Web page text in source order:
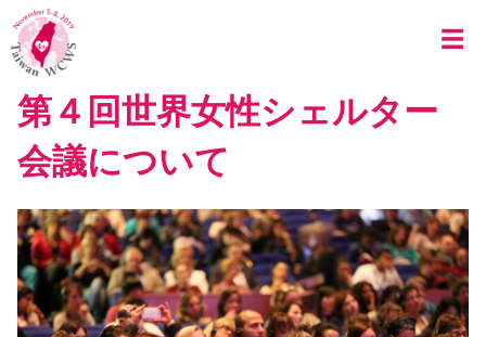
Skip to main content
☰
第４回世界女性シェルター
会議について